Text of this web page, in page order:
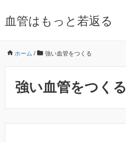
血管はもっと若返る
ホーム / 強い血管をつくる
強い血管をつくる